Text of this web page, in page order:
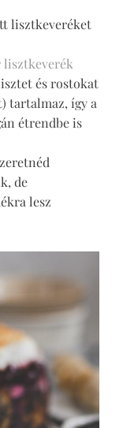
lisztkeveréket
lisztkeverék
és rostokat
tartalmaz, így a
étrendbe is
de
lesz